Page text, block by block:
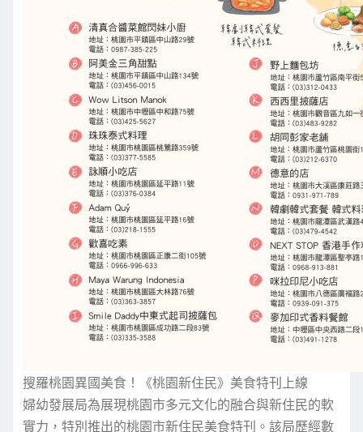
搜羅桃園異國美食！《桃園新住民》美食特刊上線
婦幼發展局為展現桃園市多元文化的融合與新住民的軟
實力，特別推出的桃園市新住民美食特刊。 該局歷經數